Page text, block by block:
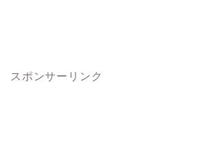
スポンサーリンク